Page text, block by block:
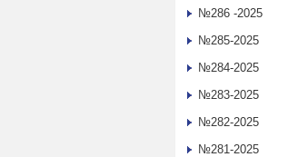
№286 -2025
№285-2025
№284-2025
№283-2025
№282-2025
№281-2025